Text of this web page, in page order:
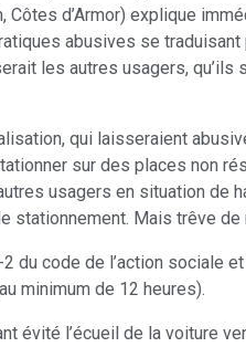
d’Armor) explique
abusives se traduisant
les autres usagers, qu’ils
qui laisseraient
sur des places non
usagers en situation de
stationnement. Mais trêve
du code de l’action sociale
minimum de 12 heures).
évité l’écueil de la voiture